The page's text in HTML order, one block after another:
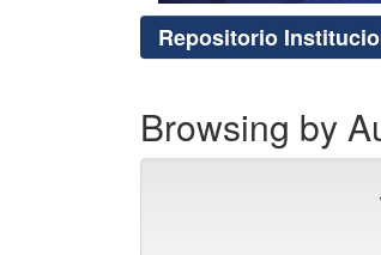
Repositorio
Browsing by